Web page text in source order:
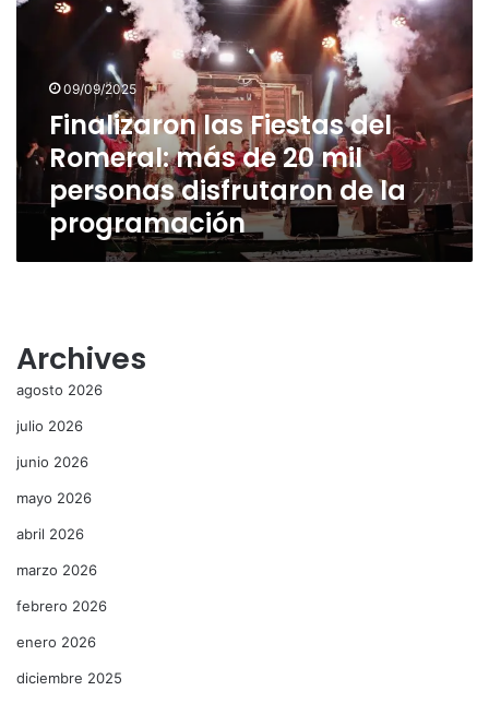
del
personas
disfrutaron
programación
09/09/2025
Finalizaron las Fiestas del
Romeral: más de 20 mil
personas disfrutaron de la
programación
Archives
agosto 2026
julio 2026
junio 2026
mayo 2026
abril 2026
marzo 2026
febrero 2026
enero 2026
diciembre 2025